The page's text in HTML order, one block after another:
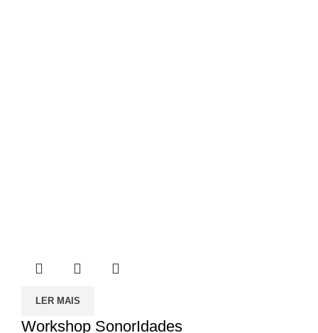
LER MAIS
Workshop SonorIdades